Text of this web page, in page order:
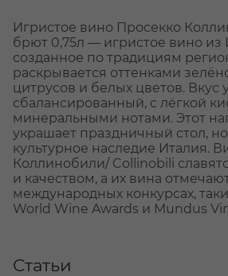
Игристое вино Просекко
брют 0,75л — игристое вино из
созданное по традициям
раскрывается оттенками
цитрусов и белых цветов. Вкус
сбалансированный, с лёгкой
минеральными нотами. Этот
украшает праздничный стол,
культурное наследие Италия.
Коллинобили/ Collinobili
и качеством, а их вина
международных конкурсах,
World Wine Awards и Mundus
Статьи